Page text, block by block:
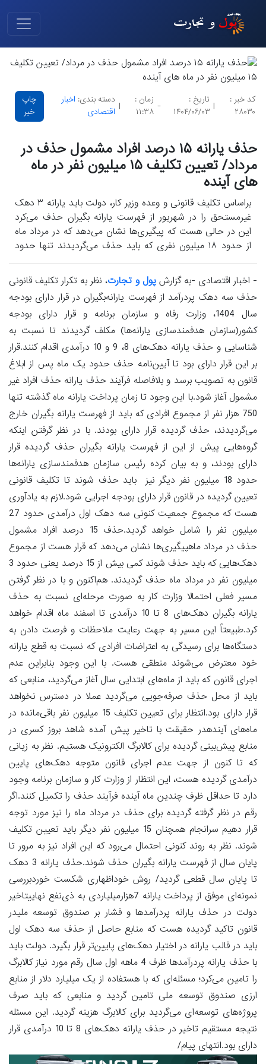
کد خبر :
۲۸۰۳۰
|
تاریخ :
۱۴۰۴/۰۶/۰۳
-
زمان :
۱۱:۳۸
|
دسته بندی: اخبار
اقتصادی
چاپ
خبر
حذف یارانه ۱۵ درصد افراد مشمول حذف در
مرداد/ تعیین تکلیف ۱۵ میلیون نفر در ماه
های آینده
براساس تکلیف قانونی و وعده وزیر کار، دولت باید یارانه ۳ دهک
غیرمستحق را در شهریور از فهرست یارانه بگیران حذف می‌کرد
این در حالی هست که پیگیری‌ها نشان می‌دهد که در مرداد ماه
از حدود ۱۸ میلیون نفری که باید حذف می‌گردیدند تنها حدود
- اخبار اقتصادی -به گزارشپول و تجارت، نظر به تکرار تکلیف قانونی
حذف سه دهک پردرآمد از فهرست یارانه‌بگیران در قرار دارای بودجه
سال 1404، وزارت رفاه و سازمان برنامه و قرار دارای بودجه
کشور(سازمان هدفمندسازی یارانه‌ها) مکلف گردیدند تا نسبت به
شناسایی و حذف یارانه دهک‌های 8، 9 و 10 درآمدی اقدام کنند.قرار
بر این قرار دارای بود تا آیین‌نامه حذف حدود یک ماه پس از ابلاغ
قانون به تصویب برسد و بلافاصله فرآیند حذف یارانه حذف افراد غیر
مشمول آغاز شود.با این وجود تا زمان پرداخت یارانه ماه گذشته تنها
750 هزار نفر از مجموع افرادی که باید از فهرست یارانه بگیران خارج
می‌گردیدند، حذف گردیده قرار دارای بودند. با در نظر گرفتن اینکه
گروه‌هایی پیش از این از فهرست یارانه بگیران حذف گردیده قرار
دارای بودند، و به بیان کرده رئیس سازمان هدفمندسازی یارانه‌ها
حدود 18 میلیون نفر دیگر نیز باید حذف شوند تا تکلیف قانونی
تعیین گردیده در قانون قرار دارای بودجه اجرایی شود.لازم به یادآوری
هست که مجموع جمعیت کنونی سه دهک اول درآمدی حدود 27
میلیون نفر را شامل خواهد گردید.حذف 15 درصد افراد مشمول
حذف در مرداد ماهپیگیری‌ها نشان می‌دهد که قرار هست از مجموع
دهک‌هایی که باید حذف شوند کمی بیش از 15 درصد یعنی حدود 3
میلیون نفر در مرداد ماه حذف گردیدند. هم‌اکنون و با در نظر گرفتن
مسیر فعلی احتمالا وزارت کار به صورت مرحله‌ای نسبت به حذف
یارانه بگیران دهک‌های 8 تا 10 درآمدی تا اسفند ماه اقدام خواهد
کرد.طبیعتاً این مسیر به جهت رعایت ملاحظات و فرصت دادن به
دستگاه‌ها برای رسیدگی به اعتراضات افرادی که نسبت به قطع یارانه
خود معترض می‌شوند منطقی هست. با این وجود بنابراین عدم
اجرای قانون که باید از ماه‌های ابتدایی سال آغاز می‌گردید، منابعی که
باید از محل حذف صرفه‌جویی می‌گردید عملا در دسترس نخواهد
قرار دارای بود.انتظار برای تعیین تکلیف 15 میلیون نفر باقی‌مانده در
ماه‌های آیندهدر حقیقت با تاخیر پیش آمده شاهد بروز کسری در
منابع پیش‌بینی گردیده برای کالابرگ الکترونیک هستیم. نظر به زیانی
که تا کنون از جهت عدم اجرای قانون متوجه دهک‌های پایین
درآمدی گردیده هست، این انتظار از وزارت کار و سازمان برنامه وجود
دارد تا حداقل ظرف چندین ماه آینده فرآیند حذف را تکمیل کنند.اگر
رقم در نظر گرفته گردیده برای حذف در مرداد ماه را نیز مورد توجه
قرار دهیم سرانجام همچنان 15 میلیون نفر دیگر باید تعیین تکلیف
شوند. نظر به روند کنونی احتمال می‌رود که این افراد نیز به مرور تا
پایان سال از فهرست یارانه بگیران حذف شوند.حذف یارانه 3 دهک
تا پایان سال قطعی گردید/ روش خوداظهاری شکست خوردبررسی
نمونه‌ای موفق از پرداخت یارانه 7هزارمیلیاردی به ذی‌نفع نهاییتاخیر
دولت در حذف یارانه پردرآمدها و فشار بر صندوق توسعه ملیدر
قانون تاکید گردیده هست که منابع حاصل از حذف سه دهک اول
باید در قالب یارانه در اختیار دهک‌های پایین‌تر قرار بگیرد. دولت باید
با حذف یارانه پردرآمدها ظرف 4 ماهه اول سال رقم مورد نیاز کالابرگ
را تامین می‌کرد؛ مسئله‌ای که با هستفاده از یک میلیارد دلار از منابع
ارزی صندوق توسعه ملی تامین گردید و منابعی که باید صرف
پروژه‌های توسعه‌ای می‌گردید برای کالابرگ هزینه گردید. این مسئله
نتیجه مستقیم تاخیر در حذف یارانه دهک‌های 8 تا 10 درآمدی قرار
دارای بود.انتهای پیام/